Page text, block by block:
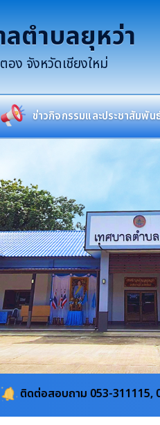
ตำบลยุหว่า
อง จังหวัดเชียงใหม่
ข่าวกิจกรรมและประชาสัมพัน
311115, 08-1960-4101, งาน